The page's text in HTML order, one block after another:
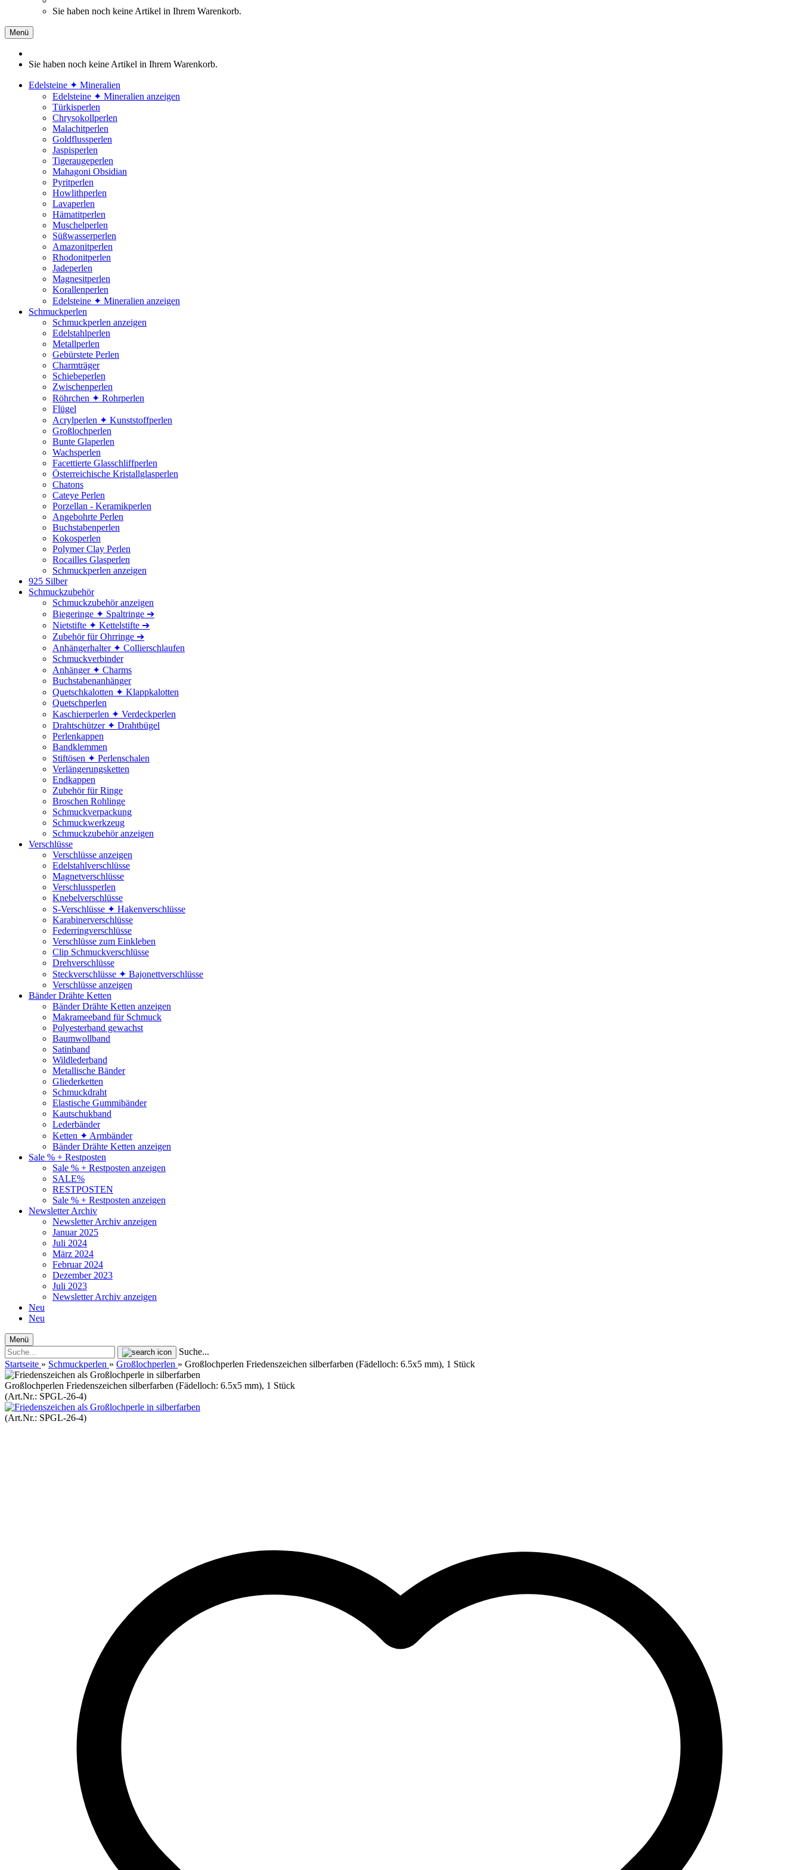
Sie haben noch keine Artikel in Ihrem Warenkorb.
Menü
Sie haben noch keine Artikel in Ihrem Warenkorb.
Edelsteine ✦ Mineralien
Edelsteine ✦ Mineralien anzeigen
Türkisperlen
Chrysokollperlen
Malachitperlen
Goldflussperlen
Jaspisperlen
Tigeraugeperlen
Mahagoni Obsidian
Pyritperlen
Howlithperlen
Lavaperlen
Hämatitperlen
Muschelperlen
Süßwasserperlen
Amazonitperlen
Rhodonitperlen
Jadeperlen
Magnesitperlen
Korallenperlen
Edelsteine ✦ Mineralien anzeigen
Schmuckperlen
Schmuckperlen anzeigen
Edelstahlperlen
Metallperlen
Gebürstete Perlen
Charmträger
Schiebeperlen
Zwischenperlen
Röhrchen ✦ Rohrperlen
Flügel
Acrylperlen ✦ Kunststoffperlen
Großlochperlen
Bunte Glaperlen
Wachsperlen
Facettierte Glasschliffperlen
Österreichische Kristallglasperlen
Chatons
Cateye Perlen
Porzellan - Keramikperlen
Angebohrte Perlen
Buchstabenperlen
Kokosperlen
Polymer Clay Perlen
Rocailles Glasperlen
Schmuckperlen anzeigen
925 Silber
Schmuckzubehör
Schmuckzubehör anzeigen
Biegeringe ✦ Spaltringe ➔
Nietstifte ✦ Kettelstifte ➔
Zubehör für Ohrringe ➔
Anhängerhalter ✦ Collierschlaufen
Schmuckverbinder
Anhänger ✦ Charms
Buchstabenanhänger
Quetschkalotten ✦ Klappkalotten
Quetschperlen
Kaschierperlen ✦ Verdeckperlen
Drahtschützer ✦ Drahtbügel
Perlenkappen
Bandklemmen
Stiftösen ✦ Perlenschalen
Verlängerungsketten
Endkappen
Zubehör für Ringe
Broschen Rohlinge
Schmuckverpackung
Schmuckwerkzeug
Schmuckzubehör anzeigen
Verschlüsse
Verschlüsse anzeigen
Edelstahlverschlüsse
Magnetverschlüsse
Verschlussperlen
Knebelverschlüsse
S-Verschlüsse ✦ Hakenverschlüsse
Karabinerverschlüsse
Federringverschlüsse
Verschlüsse zum Einkleben
Clip Schmuckverschlüsse
Drehverschlüsse
Steckverschlüsse ✦ Bajonettverschlüsse
Verschlüsse anzeigen
Bänder Drähte Ketten
Bänder Drähte Ketten anzeigen
Makrameeband für Schmuck
Polyesterband gewachst
Baumwollband
Satinband
Wildlederband
Metallische Bänder
Gliederketten
Schmuckdraht
Elastische Gummibänder
Kautschukband
Lederbänder
Ketten ✦ Armbänder
Bänder Drähte Ketten anzeigen
Sale % + Restposten
Sale % + Restposten anzeigen
SALE%
RESTPOSTEN
Sale % + Restposten anzeigen
Newsletter Archiv
Newsletter Archiv anzeigen
Januar 2025
Juli 2024
März 2024
Februar 2024
Dezember 2023
Juli 2023
Newsletter Archiv anzeigen
Neu
Neu
Menü
Suche...
Startseite » Schmuckperlen » Großlochperlen » Großlochperlen Friedenszeichen silberfarben (Fädelloch: 6.5x5 mm), 1 Stück
Großlochperlen Friedenszeichen silberfarben (Fädelloch: 6.5x5 mm), 1 Stück
(Art.Nr.: SPGL-26-4)
(Art.Nr.: SPGL-26-4)